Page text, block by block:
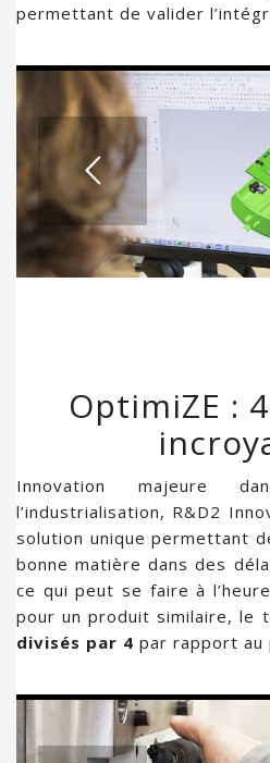
permettant de valider
OptimiZE :
Innovation majeure
l’industrialisation, R&D2
solution unique permettant
bonne matière dans des
ce qui peut se faire à
pour un produit similaire, le
divisés par 4 par rapport au